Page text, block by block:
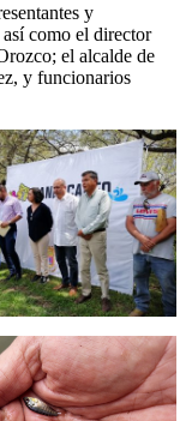
y
como el director
el alcalde de
y funcionarios